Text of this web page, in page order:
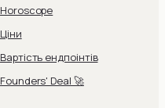
Horoscope
Ціни
Вартість ендпоінтів
Founders' Deal 🚀